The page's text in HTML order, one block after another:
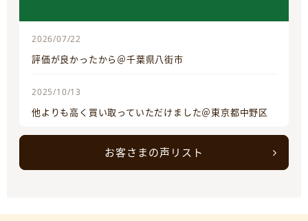
2026/07/22
評価が良かったから＠千葉県八街市
2025/10/13
他よりも高く買い取っていただけました＠東京都中野区
お客さまの声リスト